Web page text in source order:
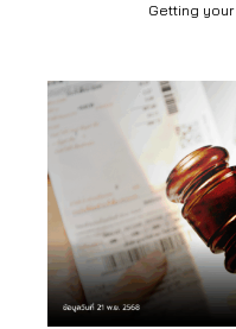
Getting your